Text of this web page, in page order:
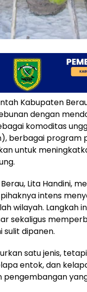
Kabupaten
dengan
komoditas
berbagai program
untuk
Lita Handini,
intens
wilayah. Langkah
sekaligus
sulit dipanen.
satu jenis,
entok, dan